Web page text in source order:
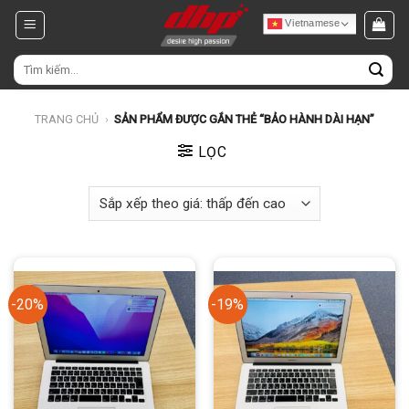
Chuyển
đến
nội
dung
Tìm
kiếm:
TRANG CHỦ › SẢN PHẨM ĐƯỢC GẮN THẺ “BẢO HÀNH DÀI HẠN”
LỌC
-20% -19%
Vietnamese